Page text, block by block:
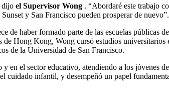
dijo el Supervisor Wong . “Abordaré este trabajo
y San Francisco pueden prosperar de nuevo”.
haber formado parte de las escuelas públicas
Hong Kong, Wong cursó estudios universitarios
de la Universidad de San Francisco.
el sector educativo, atendiendo a los jóvenes
infantil, y desempeñó un papel